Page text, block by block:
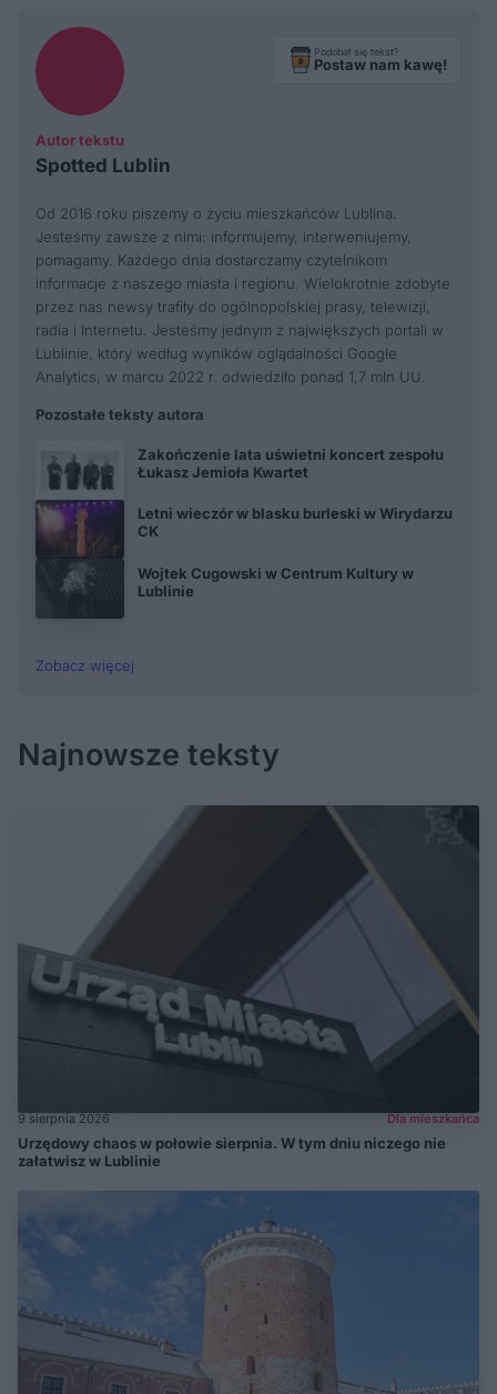
Autor tekstu
Spotted Lublin
Podobał się tekst?
Postaw nam kawę!
Od 2016 roku piszemy o życiu mieszkańców Lublina.
Jesteśmy zawsze z nimi: informujemy, interweniujemy,
pomagamy. Każdego dnia dostarczamy czytelnikom
informacje z naszego miasta i regionu. Wielokrotnie zdobyte
przez nas newsy trafiły do ogólnopolskiej prasy, telewizji,
radia i Internetu. Jesteśmy jednym z największych portali w
Lublinie, który według wyników oglądalności Google
Analytics, w marcu 2022 r. odwiedziło ponad 1,7 mln UU.
Pozostałe teksty autora
Zakończenie lata uświetni koncert zespołu
Łukasz Jemioła Kwartet
Letni wieczór w blasku burleski w Wirydarzu
CK
Wojtek Cugowski w Centrum Kultury w
Lublinie
Zobacz więcej
Najnowsze teksty
9 sierpnia 2026 Dla mieszkańca
Urzędowy chaos w połowie sierpnia. W tym dniu niczego nie
załatwisz w Lublinie